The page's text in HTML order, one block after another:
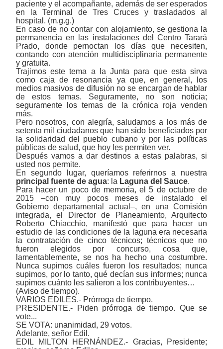
paciente y el acompañante, además de ser esperados
en la Terminal de Tres Cruces y trasladados al
hospital. (m.g.g.)
En caso de no contar con alojamiento, se gestiona la
permanencia en las instalaciones del Centro Tarará
Prado, donde pernoctan los días que necesiten,
contando con atención multidisciplinaria permanente
y gratuita.
Trajimos este tema a la Junta para que esta sirva
como caja de resonancia ya que, en general, los
medios masivos de difusión no se encargan de hablar
de estos temas. Seguramente, no son noticia;
seguramente los temas de la crónica roja venden
más.
Pero nosotros, con alegría, saludamos a los más de
setenta mil ciudadanos que han sido beneficiados por
la solidaridad del pueblo cubano y por las políticas
públicas de salud, que hoy les permiten ver.
Después vamos a dar destinos a estas palabras, si
usted nos permite.
En segundo lugar, queríamos referirnos a nuestra
principal fuente de agua: la Laguna del Sauce.
Para hacer un poco de memoria, el 5 de octubre de
2015 ‒con muy pocos meses de instalado el
Gobierno departamental actual‒, en una Comisión
integrada, el Director de Planeamiento, Arquitecto
Roberto Chiacchio, manifestó que para hacer un
estudio de las condiciones de la laguna era necesaria
la contratación de cinco técnicos; técnicos que no
fueron elegidos por concurso, cosa que,
lamentablemente, se nos ha hecho una costumbre.
Nunca supimos cuáles fueron los resultados; nunca
supimos, por lo tanto, qué decían sus informes; nunca
supimos cuánto les salieron a los contribuyentes…
(Aviso de tiempo).
VARIOS EDILES.- Prórroga de tiempo.
PRESIDENTE.- Piden prórroga de tiempo. Que se
vote...
SE VOTA: unanimidad, 29 votos.
Adelante, señor Edil.
EDIL MILTON HERNÁNDEZ.- Gracias, Presidente;